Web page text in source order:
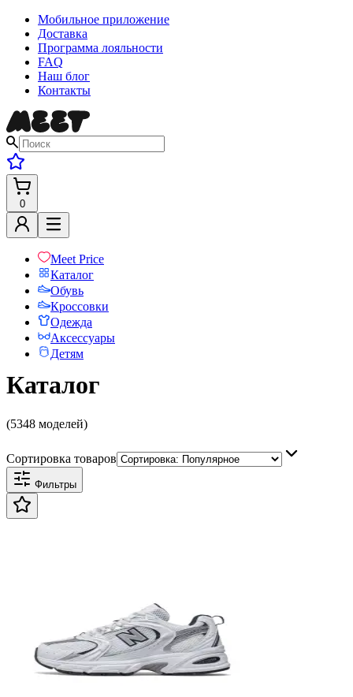
Мобильное приложение
Доставка
Программа лояльности
FAQ
Наш блог
Контакты
0
Meet Price
Каталог
Обувь
Кроссовки
Одежда
Аксессуары
Детям
Каталог
(5348 моделей)
Сортировка товаров
Фильтры